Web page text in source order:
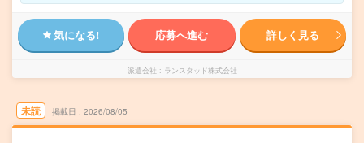
気になる! 応募へ進む 詳しく見る
派遣会社 ランスタッド株式会社
未読 掲載日 2026/08/05